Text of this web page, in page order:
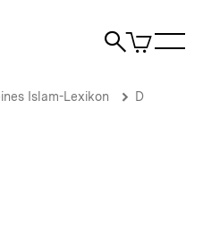
Suche
Artikel
im
Islam-Lexikon D